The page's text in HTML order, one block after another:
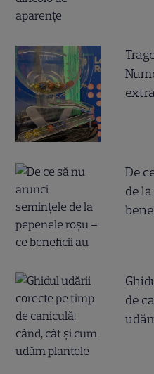
De
de
de